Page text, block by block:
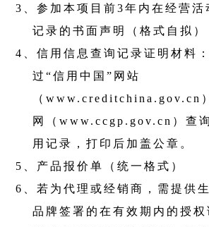
3、参加本项目前3年内在经营活
记录的书面声明（格式自拟）
4、信用信息查询记录证明材料
过“信用中国”网站
（www.creditchina.gov.cn
网（www.ccgp.gov.cn ）查
用记录，打印后加盖公章。
5、 产品报价单（统一格式）
6、 若为代理或经销商，需提供
品牌签署的在有效期内的授